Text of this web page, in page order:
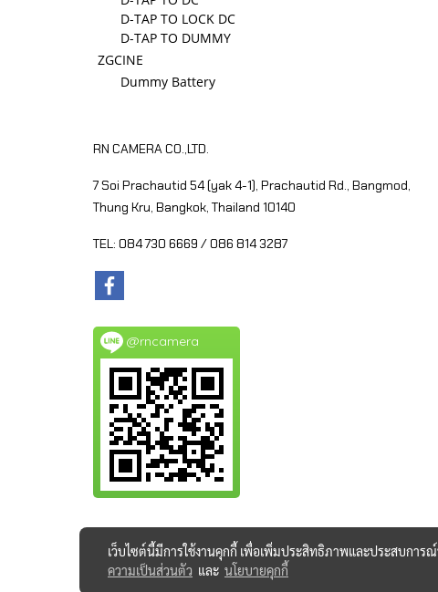
D-TAP TO LOCK DC
D-TAP TO DUMMY
ZGCINE
Dummy Battery
RN CAMERA CO.,LTD.
7 Soi Prachautid 54 (yak 4-1), Prachautid Rd., Bangmod,
Thung Kru, Bangkok, Thailand 10140
TEL: 084 730 6669 / 086 814 3287
@rncamera
เว็บไซต์นี้มีการใช้งานคุกกี้ เพื่อเพิ่มประสิทธิภาพและประสบการ
ความเป็นส่วนตัว และ นโยบายคุกกี้